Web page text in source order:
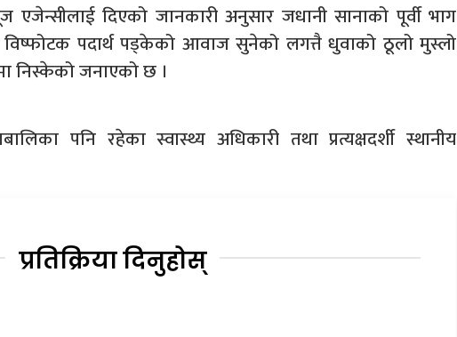
एजेन्सीलाई दिएको जानकारी अनुसार जधानी सानाको पूर्वी भाग
विष्फोटक पदार्थ पड्केको आवाज सुनेको लगत्तै धुवाको ठूलो मुस्लो
निस्केको जनाएको छ ।
पनि रहेका स्वास्थ्य अधिकारी तथा प्रत्यक्षदर्शी स्थानीय
प्रतिक्रिया दिनुहोस्